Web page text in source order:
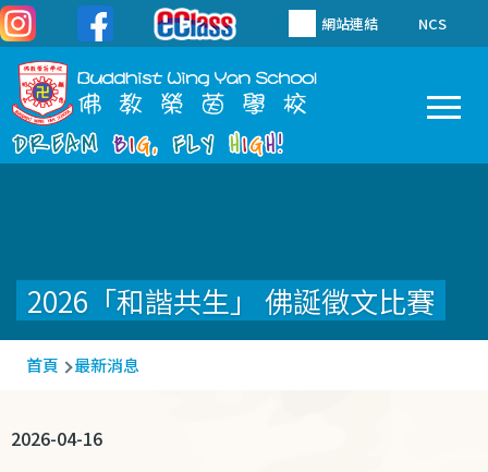
移至主內容 網站連結 NCS
2026「和諧共生」 佛誕徵文比賽
導
連
首頁 最新消息
2026-04-16